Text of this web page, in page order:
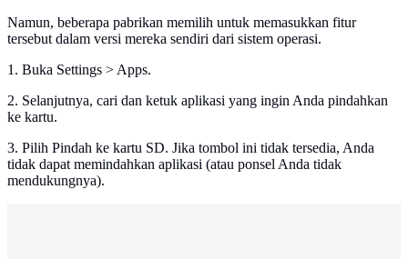
Namun, beberapa pabrikan memilih untuk memasukkan fitur
tersebut dalam versi mereka sendiri dari sistem operasi.
1. Buka Settings > Apps.
2. Selanjutnya, cari dan ketuk aplikasi yang ingin Anda pindahkan
ke kartu.
3. Pilih Pindah ke kartu SD. Jika tombol ini tidak tersedia, Anda
tidak dapat memindahkan aplikasi (atau ponsel Anda tidak
mendukungnya).